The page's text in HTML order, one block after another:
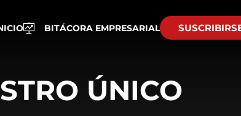
BITÁCORA EMPRESARIAL
ÚNICO